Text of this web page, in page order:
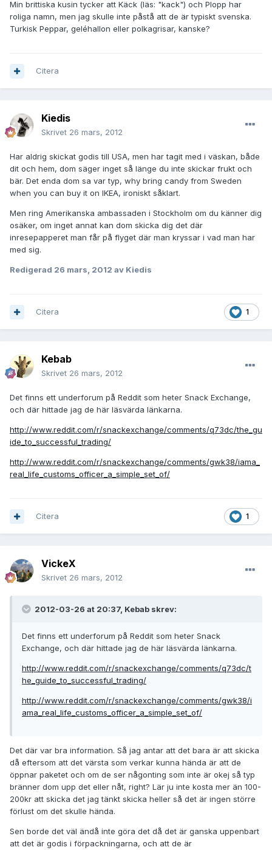
Min brittiska kusin tycker att Käck (läs: "kack") och Plopp har
roliga namn, men jag skulle inte påstå att de är typiskt svenska.
Turkisk Peppar, geléhallon eller polkagrisar, kanske?
Citera
Kiedis
Skrivet 26 mars, 2012
Har aldrig skickat godis till USA, men har tagit med i väskan, både
dit och hem, dom säger inget så länge du inte skickar frukt och
bär. Det enda dom sa var typ, why bring candy from Sweden
when you can buy it on IKEA, ironiskt såklart.
Men ring Amerikanska ambassaden i Stockholm om du känner dig
osäker, om inget annat kan dom skicka dig det där
inresepapperet man får på flyget där man kryssar i vad man har
med sig.
Redigerad 26 mars, 2012 av Kiedis
1
Citera
Kebab
Skrivet 26 mars, 2012
Det finns ett underforum på Reddit som heter Snack Exchange,
och där hittade jag de här läsvärda länkarna.
http://www.reddit.com/r/snackexchange/comments/q73dc/the_gu
ide_to_successful_trading/
http://www.reddit.com/r/snackexchange/comments/gwk38/iama_
real_life_customs_officer_a_simple_set_of/
1
Citera
VickeX
Skrivet 26 mars, 2012
2012-03-26 at 20:37, Kebab skrev:
Det finns ett underforum på Reddit som heter Snack
Exchange, och där hittade jag de här läsvärda länkarna.
http://www.reddit.com/r/snackexchange/comments/q73dc/t
he_guide_to_successful_trading/
http://www.reddit.com/r/snackexchange/comments/gwk38/i
ama_real_life_customs_officer_a_simple_set_of/
Det där var bra information. Så jag antar att det bara är att skicka
då eftersom att det värsta som verkar kunna hända är att de
öppnar paketet och om de ser någonting som inte är okej så typ
bränner dom upp det eller nåt, right? Lär ju inte kosta mer än 100-
200kr att skicka det jag tänkt skicka heller så det är ingen större
förlust om det skulle hända.
Sen borde det väl ändå inte göra det då det är ganska uppenbart
att det är godis i förpackningarna, och att de är